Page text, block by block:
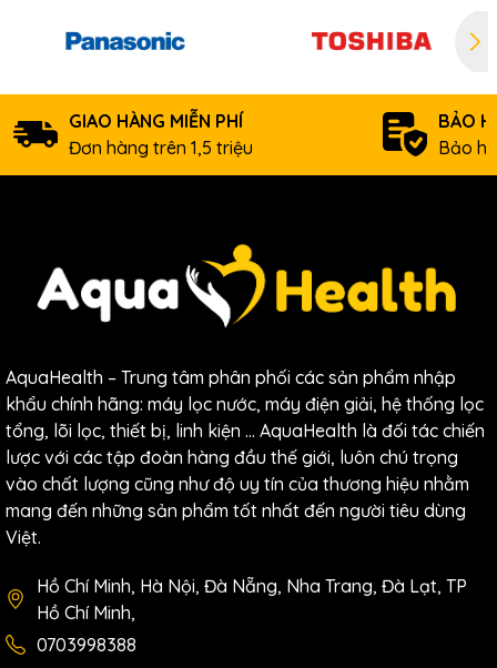
GIAO HÀNG MIỄN PHÍ
Đơn hàng trên 1,5 triệu
BẢO
Bảo
AquaHealth – Trung tâm phân phối các sản phẩm nhập
khẩu chính hãng: máy lọc nước, máy điện giải, hệ thống lọc
tổng, lõi lọc, thiết bị, linh kiện … AquaHealth là đối tác chiến
lược với các tập đoàn hàng đầu thế giới, luôn chú trọng
vào chất lượng cũng như độ uy tín của thương hiệu nhằm
mang đến những sản phẩm tốt nhất đến người tiêu dùng
Việt.
Hồ Chí Minh, Hà Nội, Đà Nẵng, Nha Trang, Đà Lạt, TP
Hồ Chí Minh,
0703998388